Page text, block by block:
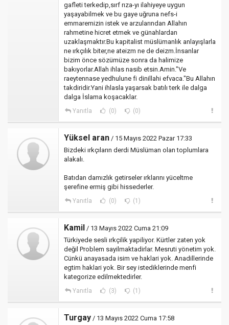
gafleti terkedip,sırf rıza-yı ilahiyeye uygun
yaşayabilmek ve bu gaye uğruna nefs-i
emmaremizin istek ve arzularından Allahın
rahmetine hicret etmek ve günahlardan
uzaklaşmaktır.Bu kapitalist müslümanlık anlayışlarla
ne ırkçılık biter,ne ateizm ne de deizm.İnsanlar
bizim önce sözümüze sonra da halimize
bakıyorlar.Allah ihlas nasib etsin.Amin."Ve
raeytennase yedhulune fi dinillahi efvaca."Bu Allahın
takdiridir.Yani ihlasla yaşarsak batılı terk ile dalga
dalga İslama koşacaklar.
Yanıtla (0) (0)
Yüksel aran / 15 Mayıs 2022 Pazar 17:33
Bizdeki ırkçıların derdi Müslüman olan toplumlara
alakalı.
Batıdan damızlık getirseler ırklarını yüceltme
şerefine ermiş gibi hissederler.
Yanıtla (0) (1)
Kamil / 13 Mayıs 2022 Cuma 21:09
Türkiyede sesli ırkçilik yapiliyor. Kürtler zaten yok
değil Problem sayilmaktadirlar. Mesruti yönetim yok.
Cünkü anayasada isim ve haklari yok. Anadillerinde
egtim haklari yok. Bir sey istediklerinde menfi
kategorize edilmektedirler.
Yanıtla (3) (1)
Turgay / 13 Mayıs 2022 Cuma 17:58